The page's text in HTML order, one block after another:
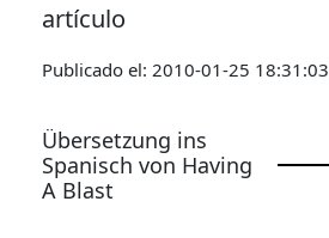
artículo
Publicado el: 2010-01-25 18:31:03
Übersetzung ins
Spanisch von Having
A Blast